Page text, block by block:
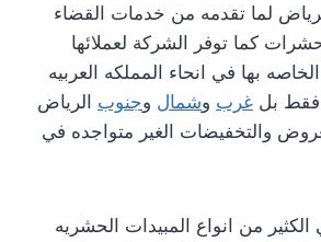
لما تقدمه من خدمات القضاء
كما توفر الشركة لعملائها
بها في انحاء المملكه العربيه
بل غرب وشمال وجنوب الرياض
والتخفيضات الغير متواجده في
من انواع المبيدات الحشريه